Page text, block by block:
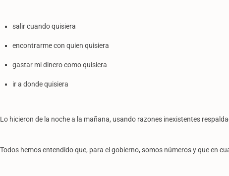
salir cuando quisiera
encontrarme con quien quisiera
gastar mi dinero como quisiera
ir a donde quisiera
Lo hicieron de la noche a la mañana, usando razones inexistentes
Todos hemos entendido que, para el gobierno, somos números y que en